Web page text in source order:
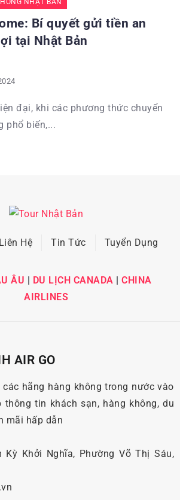
NHẬT BẢN
Bí quyết gửi tiền an
tại Nhật Bản
đại, khi các phương thức chuyển
phổ biến,...
Liên Hệ Tin Tức Tuyển Dụng
ÂU | DU LỊCH CANADA | CHINA
AIRLINES
AIR GO
hãng hàng không trong nước vào
thông tin khách sạn, hàng không, du
mãi hấp dẫn
Kỳ Khởi Nghĩa, Phường Võ Thị Sáu,